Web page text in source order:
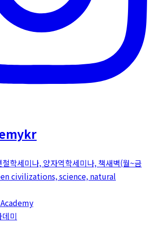
학세미나, 양자역학세미나, 책새벽(월~금
civilizations, science, natural
미